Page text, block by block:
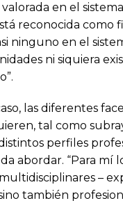
en el
reconocida como
ninguno en el
ni siquiera
las diferentes
tal como
perfiles
abordar. “Para mí
–
también